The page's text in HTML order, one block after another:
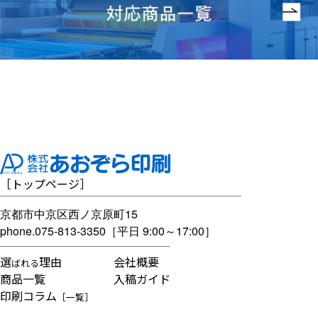
［ トップページ］
京都市中京区西ノ京原町15
phone.075-813-3350 ［平日 9:00～17:00］
選ばれる理由
会社概要
商品一覧
入稿ガイド
印刷コラム ［一覧］